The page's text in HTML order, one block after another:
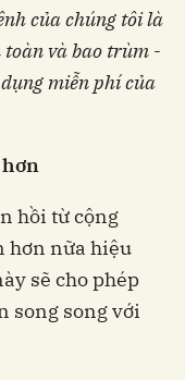
của chúng tôi là
và bao trùm -
miễn phí của
hồi từ cộng
hơn nữa hiệu
sẽ cho phép
song song với